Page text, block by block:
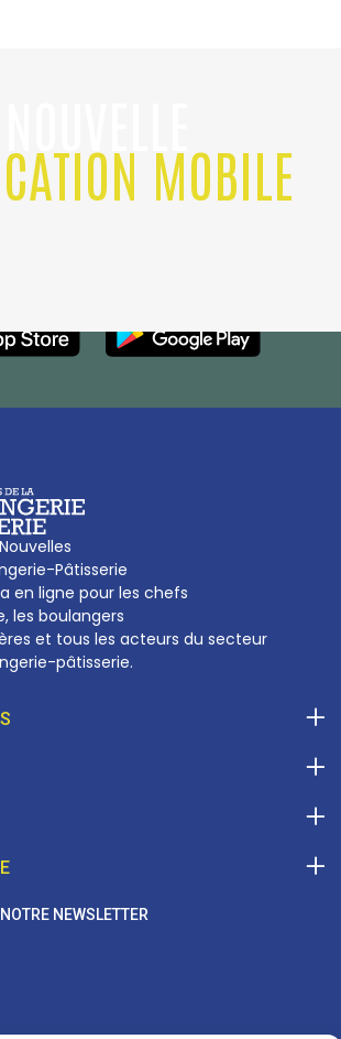
MOBILE
Pâtisserie
en ligne pour les chefs
les boulangers
et tous les acteurs du secteur
pâtisserie.
Paris Cédex 16
NEWSLETTER